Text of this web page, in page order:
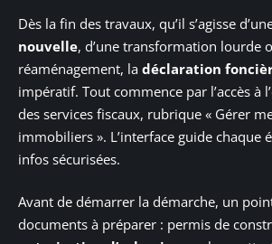
Dès la fin des travaux, qu’il s’agisse
nouvelle, d’une transformation lourde
réaménagement, la déclaration
impératif. Tout commence par l’accès à
des services fiscaux, rubrique « Gérer
immobiliers ». L’interface guide chaque
infos sécurisées.
Avant de démarrer la démarche, un
documents à préparer : permis de